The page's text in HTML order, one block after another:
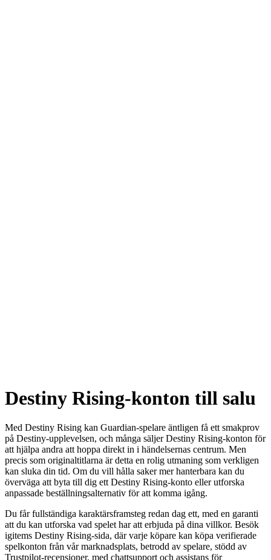
Destiny Rising-konton till salu
Med Destiny Rising kan Guardian-spelare äntligen få ett smakprov
på Destiny-upplevelsen, och många säljer Destiny Rising-konton för
att hjälpa andra att hoppa direkt in i händelsernas centrum. Men
precis som originaltitlarna är detta en rolig utmaning som verkligen
kan sluka din tid. Om du vill hålla saker mer hanterbara kan du
överväga att byta till dig ett Destiny Rising-konto eller utforska
anpassade beställningsalternativ för att komma igång.
Du får fullständiga karaktärsframsteg redan dag ett, med en garanti
att du kan utforska vad spelet har att erbjuda på dina villkor. Besök
igitems Destiny Rising-sida, där varje köpare kan köpa verifierade
spelkonton från vår marknadsplats, betrodd av spelare, stödd av
Trustpilot-recensioner, med chattsupport och assistans för